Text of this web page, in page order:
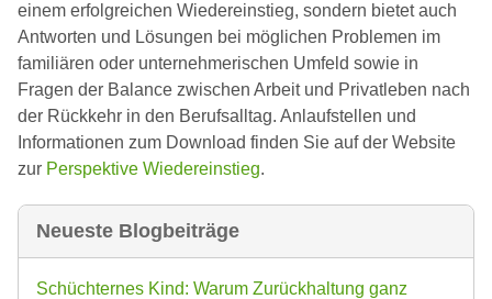
einem erfolgreichen Wiedereinstieg, sondern bietet auch
Antworten und Lösungen bei möglichen Problemen im
familiären oder unternehmerischen Umfeld sowie in
Fragen der Balance zwischen Arbeit und Privatleben nach
der Rückkehr in den Berufsalltag. Anlaufstellen und
Informationen zum Download finden Sie auf der Website
zur Perspektive Wiedereinstieg.
Neueste Blogbeiträge
Schüchternes Kind: Warum Zurückhaltung ganz